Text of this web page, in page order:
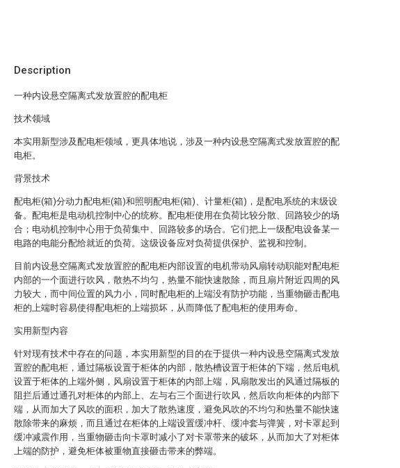
Description
一种内设悬空隔离式发放置腔的配电柜
技术领域
本实用新型涉及配电柜领域，更具体地说，涉及一种内设悬空隔离式发放置腔的配
电柜。
背景技术
配电柜(箱)分动力配电柜(箱)和照明配电柜(箱)、计量柜(箱)，是配电系统的末级设
备。配电柜是电动机控制中心的统称。配电柜使用在负荷比较分散、回路较少的场
合；电动机控制中心用于负荷集中、回路较多的场合。它们把上一级配电设备某一
电路的电能分配给就近的负荷。这级设备应对负荷提供保护、监视和控制。
目前内设悬空隔离式发放置腔的配电柜内部设置的电机带动风扇转动职能对配电柜
内部的一个面进行吹风，散热不均匀，热量不能快速散除，而且扇片附近四周的风
力较大，而中间位置的风力小，同时配电柜的上端没有防护功能，当重物砸击配电
柜的上端时容易使得配电柜的上端损坏，从而降低了配电柜的使用寿命。
实用新型内容
针对现有技术中存在的问题，本实用新型的目的在于提供一种内设悬空隔离式发放
置腔的配电柜，通过隔板设置于柜体的内部，散热槽设置于柜体的下端，然后电机
设置于柜体的上端外侧，风扇设置于柜体的内部上端，风扇散发出的风通过隔板的
阻拦后通过通孔对柜体的内部上、左与右三个面进行吹风，然后吹向柜体的内部下
端，从而加大了风吹的面积，加大了散热速度，避免风吹的不均匀和热量不能快速
散除带来的麻烦，而且通过在柜体的上端设置缓冲杆、缓冲套与弹簧，对卡罩起到
缓冲减震作用，当重物砸击向卡罩时减小了对卡罩带来的破坏，从而加大了对柜体
上端的防护，避免柜体被重物直接砸击带来的弊端。